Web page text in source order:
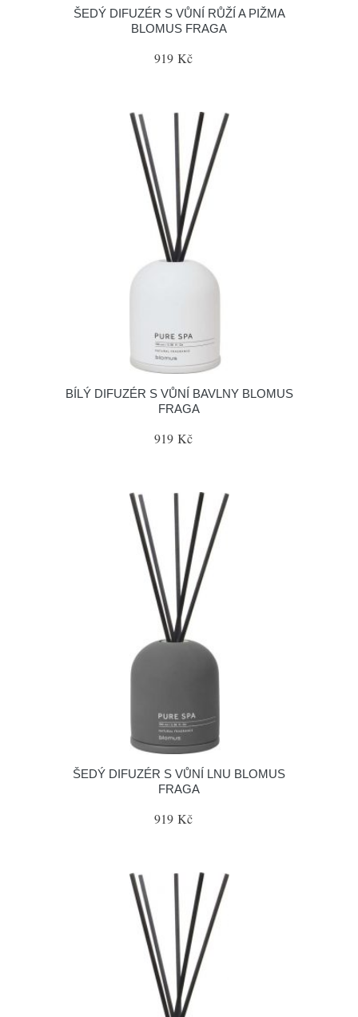
ŠEDÝ DIFUZÉR S VŮNÍ RŮŽÍ A PIŽMA
BLOMUS FRAGA
919 Kč
BÍLÝ DIFUZÉR S VŮNÍ BAVLNY BLOMUS
FRAGA
919 Kč
ŠEDÝ DIFUZÉR S VŮNÍ LNU BLOMUS
FRAGA
919 Kč